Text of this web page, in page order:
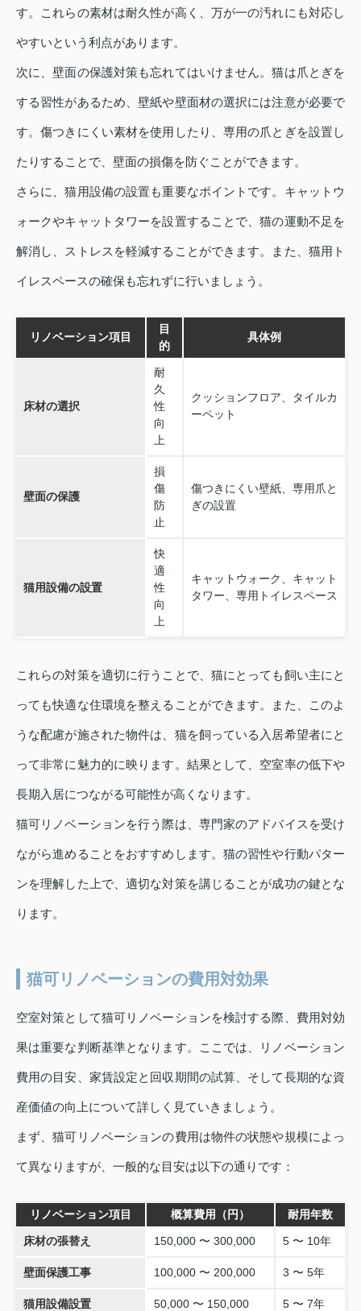
す。これらの素材は耐久性が高く、万が一の汚れにも対応し
やすいという利点があります。
次に、壁面の保護対策も忘れてはいけません。猫は爪とぎを
する習性があるため、壁紙や壁面材の選択には注意が必要で
す。傷つきにくい素材を使用したり、専用の爪とぎを設置し
たりすることで、壁面の損傷を防ぐことができます。
さらに、猫用設備の設置も重要なポイントです。キャットウ
ォークやキャットタワーを設置することで、猫の運動不足を
解消し、ストレスを軽減することができます。また、猫用ト
イレスペースの確保も忘れずに行いましょう。
リノベーション項目
目
的
具体例
床材の選択
耐
久
性
向
上
クッションフロア、タイルカ
ーペット
壁面の保護
損
傷
防
止
傷つきにくい壁紙、専用爪と
ぎの設置
猫用設備の設置
快
適
性
向
上
キャットウォーク、キャット
タワー、専用トイレスペース
これらの対策を適切に行うことで、猫にとっても飼い主にと
っても快適な住環境を整えることができます。また、このよ
うな配慮が施された物件は、猫を飼っている入居希望者にと
って非常に魅力的に映ります。結果として、空室率の低下や
長期入居につながる可能性が高くなります。
猫可リノベーションを行う際は、専門家のアドバイスを受け
ながら進めることをおすすめします。猫の習性や行動パター
ンを理解した上で、適切な対策を講じることが成功の鍵とな
ります。
猫可リノベーションの費用対効果
空室対策として猫可リノベーションを検討する際、費用対効
果は重要な判断基準となります。ここでは、リノベーション
費用の目安、家賃設定と回収期間の試算、そして長期的な資
産価値の向上について詳しく見ていきましょう。
まず、猫可リノベーションの費用は物件の状態や規模によっ
て異なりますが、一般的な目安は以下の通りです：
リノベーション項目 概算費用（円） 耐用年数
床材の張替え 150,000 〜 300,000 5 〜 10年
壁面保護工事 100,000 〜 200,000 3 〜 5年
猫用設備設置 50,000 〜 150,000 5 〜 7年